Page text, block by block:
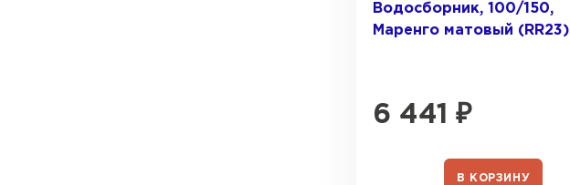
Водосборник, 100/150,
Маренго матовый (RR23)
6 441 ₽
В КОРЗИНУ